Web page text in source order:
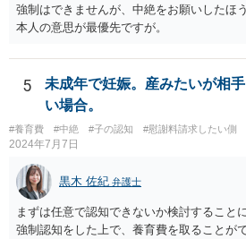
強制はできませんが、中絶をお願いしたほ
本人の意思が最優先ですが。
5
未成年で妊娠。産みたいが相
い場合。
#養育費 #中絶 #子の認知 #慰謝料請求したい側
2024年7月7日
黒木 佐紀 弁護士
まずは任意で認知できないか検討すること
強制認知をした上で、養育費を取ることが